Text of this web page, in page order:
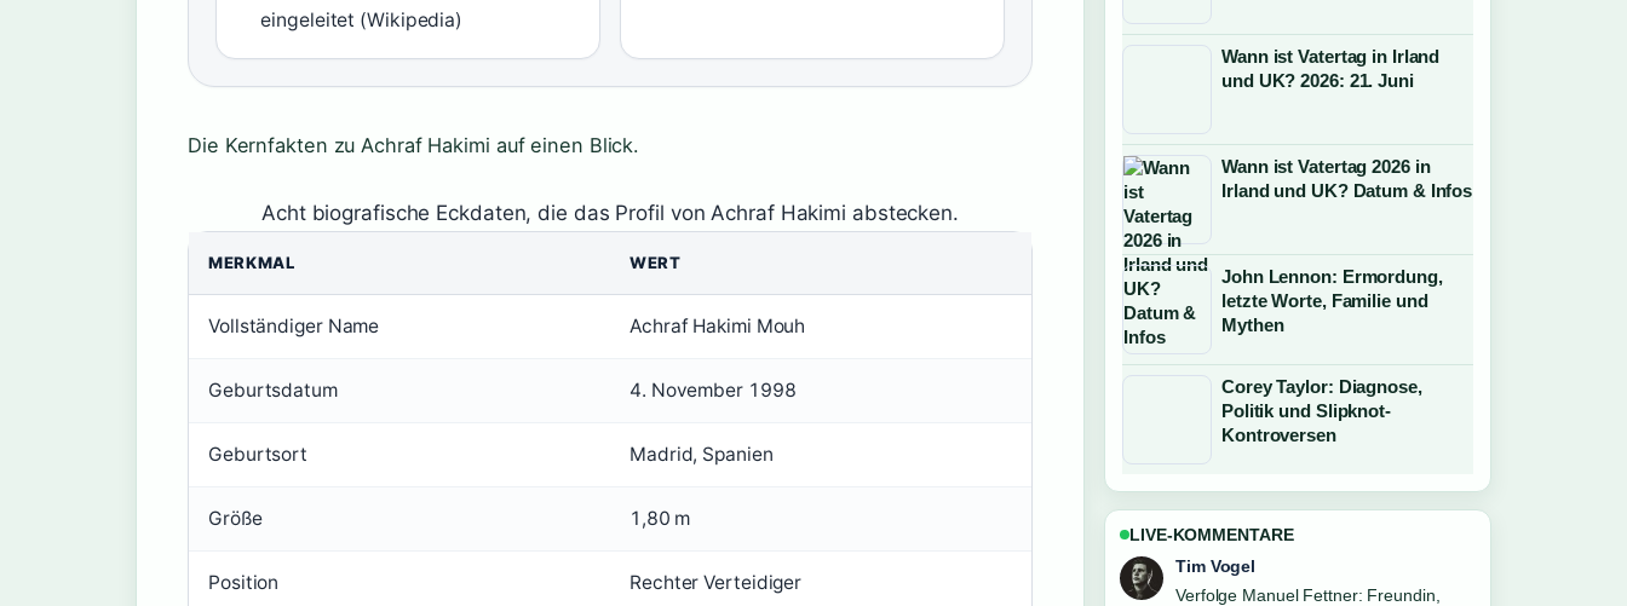
eingeleitet (Wikipedia)
Die Kernfakten zu Achraf Hakimi auf einen Blick.
Acht biografische Eckdaten, die das Profil von Achraf Hakimi abstecken.
MERKMAL WERT
Vollständiger Name Achraf Hakimi Mouh
Geburtsdatum 4. November 1998
Geburtsort Madrid, Spanien
Größe 1,80 m
Position Rechter Verteidiger
Wann ist Vatertag in Irland
und UK? 2026: 21. Juni
Wann ist Vatertag 2026 in
Irland und UK? Datum & Infos
John Lennon: Ermordung,
letzte Worte, Familie und
Mythen
Corey Taylor: Diagnose,
Politik und Slipknot-
Kontroversen
LIVE-KOMMENTARE
Tim Vogel
Verfolge Manuel Fettner: Freundin,